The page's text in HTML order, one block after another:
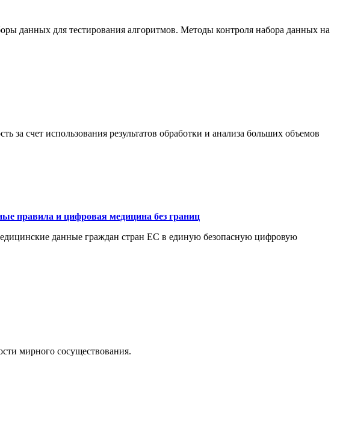
данных для тестирования алгоритмов. Методы контроля набора данных на
счет использования результатов обработки и анализа больших объемов
правила и цифровая медицина без границ
данные граждан стран ЕС в единую безопасную цифровую
мирного сосуществования.